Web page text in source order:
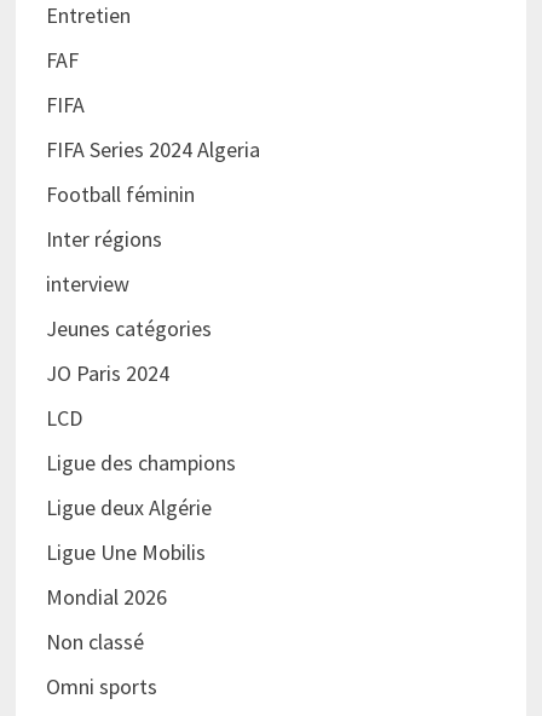
Entretien
FAF
FIFA
FIFA Series 2024 Algeria
Football féminin
Inter régions
interview
Jeunes catégories
JO Paris 2024
LCD
Ligue des champions
Ligue deux Algérie
Ligue Une Mobilis
Mondial 2026
Non classé
Omni sports